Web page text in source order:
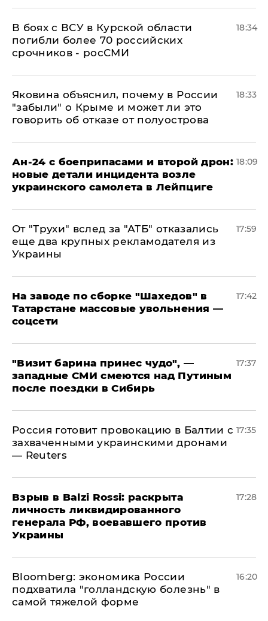
В боях с ВСУ в Курской области
погибли более 70 российских
срочников - росСМИ
18:34
Яковина объяснил, почему в России
"забыли" о Крыме и может ли это
говорить об отказе от полуострова
18:33
Ан-24 с боеприпасами и второй дрон:
новые детали инцидента возле
украинского самолета в Лейпциге
18:09
От "Трухи" вслед за "АТБ" отказались
еще два крупных рекламодателя из
Украины
17:59
На заводе по сборке "Шахедов" в
Татарстане массовые увольнения —
соцсети
17:42
"Визит барина принес чудо", —
западные СМИ смеются над Путиным
после поездки в Сибирь
17:37
​Россия готовит провокацию в Балтии с
захваченными украинскими дронами
— Reuters
17:35
​Взрыв в Balzi Rossi: раскрыта
личность ликвидированного
генерала РФ, воевавшего против
Украины
17:28
Bloomberg: экономика России
подхватила "голландскую болезнь" в
самой тяжелой форме
16:20